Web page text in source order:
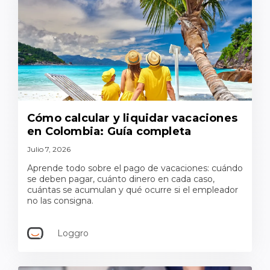
Cómo calcular y liquidar vacaciones
en Colombia: Guía completa
Julio 7, 2026
Aprende todo sobre el pago de vacaciones: cuándo
se deben pagar, cuánto dinero en cada caso,
cuántas se acumulan y qué ocurre si el empleador
no las consigna.
Loggro